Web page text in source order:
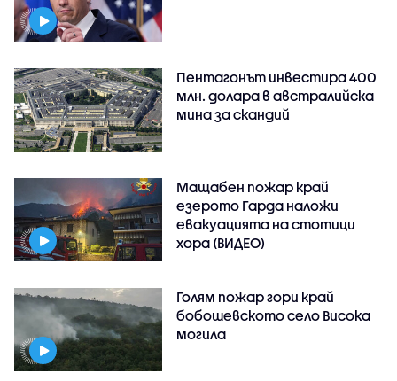
Пентагонът инвестира 400
млн. долара в австралийска
мина за скандий
Мащабен пожар край
езерото Гарда наложи
евакуацията на стотици
хора (ВИДЕО)
Голям пожар гори край
бобошевското село Висока
могила